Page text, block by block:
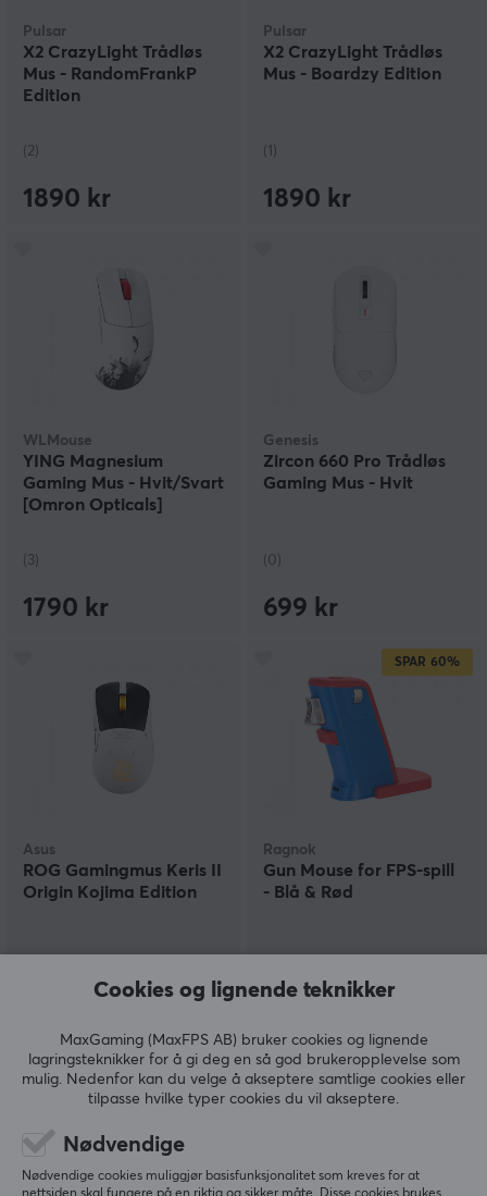
Pulsar
X2 CrazyLight Trådløs
Mus - RandomFrankP
Edition
(2)
1890 kr
Pulsar
X2 CrazyLight Trådløs
Mus - Boardzy Edition
(1)
1890 kr
WLMouse
YING Magnesium
Gaming Mus - Hvit/Svart
[Omron Opticals]
(3)
1790 kr
Genesis
Zircon 660 Pro Trådløs
Gaming Mus - Hvit
(0)
699 kr
Asus
ROG Gamingmus Keris II
Origin Kojima Edition
SPAR 60%
Ragnok
Gun Mouse for FPS-spill
- Blå & Rød
Cookies og lignende teknikker
MaxGaming (MaxFPS AB) bruker cookies og lignende
lagringsteknikker for å gi deg en så god brukeropplevelse som
mulig. Nedenfor kan du velge å akseptere samtlige cookies eller
tilpasse hvilke typer cookies du vil akseptere.
Nødvendige
Nødvendige cookies muliggjør basisfunksjonalitet som kreves for at
nettsiden skal fungere på en riktig og sikker måte. Disse cookies brukes